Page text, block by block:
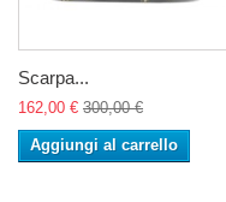
Scarpa...
162,00 € 300,00 €
Aggiungi al carrello